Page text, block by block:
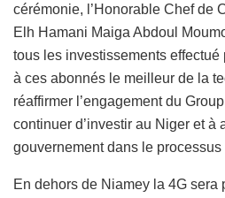
cérémonie, l’Honorable Chef de
Elh Hamani Maiga Abdoul
tous les investissements effectué
à ces abonnés le meilleur de la
réaffirmer l’engagement du
continuer d’investir au Niger et à
gouvernement dans le
En dehors de Niamey la 4G sera